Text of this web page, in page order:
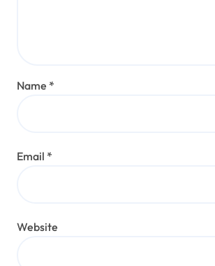
Name *
Email *
Website